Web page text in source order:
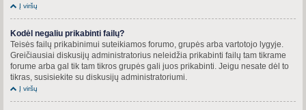
Į viršų
Kodėl negaliu prikabinti failų?
Teisės failų prikabinimui suteikiamos forumo, grupės arba vartotojo lygyje.
Greičiausiai diskusijų administratorius neleidžia prikabinti failų tam tikrame
forume arba gal tik tam tikros grupės gali juos prikabinti. Jeigu nesate dėl to
tikras, susisiekite su diskusijų administratoriumi.
Į viršų